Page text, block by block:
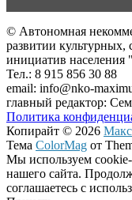
© Автономная
развитии культурных,
инициатив
Тел.: 8 915 856 30 88
email: info@nko-
главный редактор:
Политика
Копирайт © 2026
Тема ColorMag от
Мы используем
нашего сайта.
соглашаетесь с